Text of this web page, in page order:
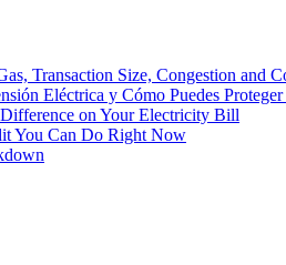
Transaction Size, Congestion and
Eléctrica y Cómo Puedes Proteger
on Your Electricity Bill
You Can Do Right Now